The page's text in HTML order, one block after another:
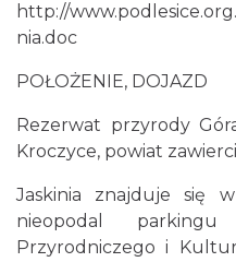
http://
nia.doc
POŁOŻENIE, DOJAZD
Rezerwat przyrody
Kroczyce, powiat
Jaskinia znajduje się
nieopodal
Przyrodniczego i